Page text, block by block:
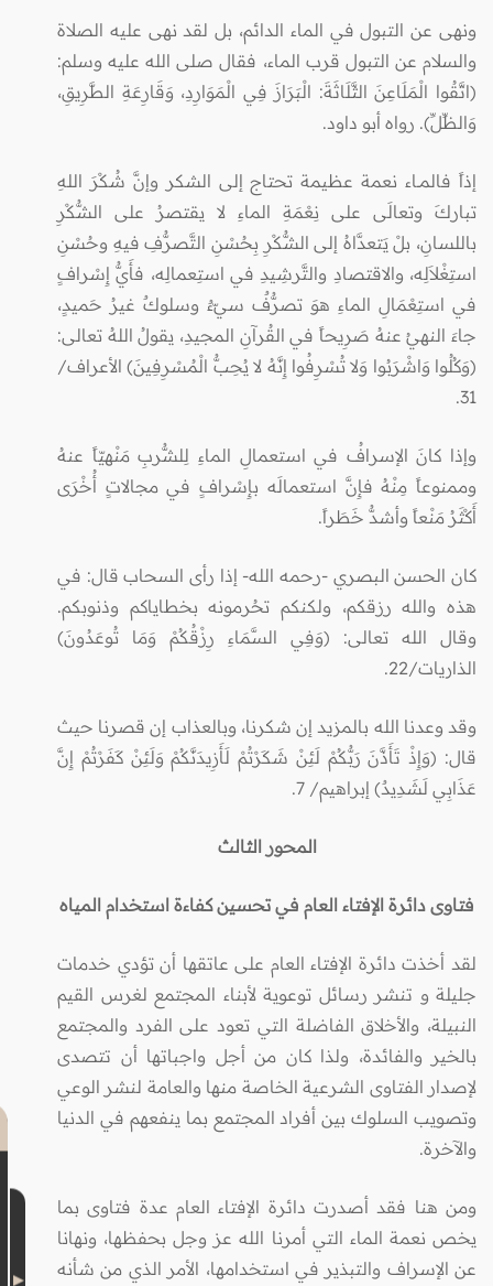
ونهى عن التبول في الماء الدائم، بل لقد نهى عليه الصلاة
والسلام عن التبول قرب الماء، فقال صلى الله عليه وسلم:
(اتَّقُوا الْمَلَاعِنَ الثَّلَاثَةَ: الْبَرَازَ فِي الْمَوَارِدِ، وَقَارِعَةِ الطَّرِيقِ،
وَالظِّلِّ). رواه أبو داود.
إذاً فالمــاء نعمة عظيمة تحتاج إلى الشكر وإنَّ شُكْرَ اللهِ
تباركَ وتعالَى على نِعْمَةِ الماءِ لا يقتصرُ على الشُّكْرِ
باللسانِ، بلْ يَتعدَّاهُ إلى الشُّكْرِ بِحُسْنِ التَّصرُّفِ فيهِ وحُسْنِ
استِغْلاَلِه، والاقتصادِ والتَّرشِيدِ في استِعمالِه، فأَيُّ إِسْرافٍ
في استِعْمَالِ الماءِ هوَ تصرُّفٌ سيّءٌ وسلوكٌ غيرُ حَميدٍ،
جاءَ النهيُ عنهُ صَرِيحاً في القُرآنِ المجيدِ، يقولُ اللهُ تعالى:
(وَكُلُوا وَاشْرَبُوا وَلا تُسْرِفُوا إِنَّهُ لا يُحِبُّ الْمُسْرِفِينَ) الأعراف/
31.
وإذا كانَ الإسرافُ في استعمالِ الماءِ لِلشُّربِ مَنْهيّاً عنهُ
وممنوعاً مِنْهُ فإِنَّ استعمالَه بإِسْرافٍ في مجالاتٍ أُخْرَى
أَكْثَرُ مَنْعاً وأشدُّ خَطَراً.
كان الحسن البصري -رحمه الله- إذا رأى السحاب قال: في
هذه والله رزقكم، ولكنكم تحُرمونه بخطاياكم وذنوبكم.
وقال الله تعالى: (وَفِي السَّمَاءِ رِزْقُكُمْ وَمَا تُوعَدُونَ)
الذاريات/22.
وقد وعدنا الله بالمزيد إن شكرنا، وبالعذاب إن قصرنا حيث
قال: (وَإِذْ تَأَذَّنَ رَبُّكُمْ لَئِنْ شَكَرْتُمْ لَأَزِيدَنَّكُمْ وَلَئِنْ كَفَرْتُمْ إِنَّ
عَذَابِي لَشَدِيدٌ) إبراهيم/ 7.
المحور الثالث
فتاوى دائرة الإفتاء العام في تحسين كفاءة استخدام المياه
لقد أخذت دائرة الإفتاء العام على عاتقها أن تؤدي خدمات
جليلة و تنشر رسائل توعوية لأبناء المجتمع لغرس القيم
النبيلة، والأخلاق الفاضلة التي تعود على الفرد والمجتمع
بالخير والفائدة، ولذا كان من أجل واجباتها أن تتصدى
لإصدار الفتاوى الشرعية الخاصة منها والعامة لنشر الوعي
وتصويب السلوك بين أفراد المجتمع بما ينفعهم في الدنيا
والآخرة.
ومن هنا فقد أصدرت دائرة الإفتاء العام عدة فتاوى بما
يخص نعمة الماء التي أمرنا الله عز وجل بحفظها، ونهانا
عن الإسراف والتبذير في استخدامها، الأمر الذي من شأنه